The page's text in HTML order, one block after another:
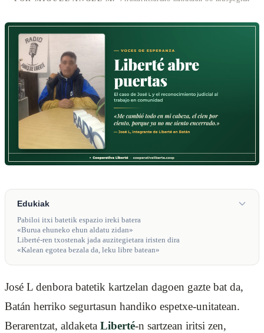
Edukiak
Pabiloi itxi batetik espazio ireki batera
«Burua ehuneko ehun aldatu zidan»
Liberté-ren txostenak jada auzitegietara iristen dira
«Kalean egotea bezala da, leku libre batean»
José L denbora batetik kartzelan dagoen gazte bat da,
Batán herriko segurtasun handiko espetxe-unitatean.
Berarentzat, aldaketa Liberté-n sartzean iritsi zen,